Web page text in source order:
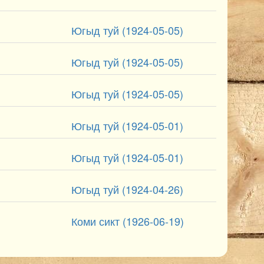
Югыд туй (1924-05-05)
Югыд туй (1924-05-05)
Югыд туй (1924-05-05)
Югыд туй (1924-05-01)
Югыд туй (1924-05-01)
Югыд туй (1924-04-26)
Коми сикт (1926-06-19)